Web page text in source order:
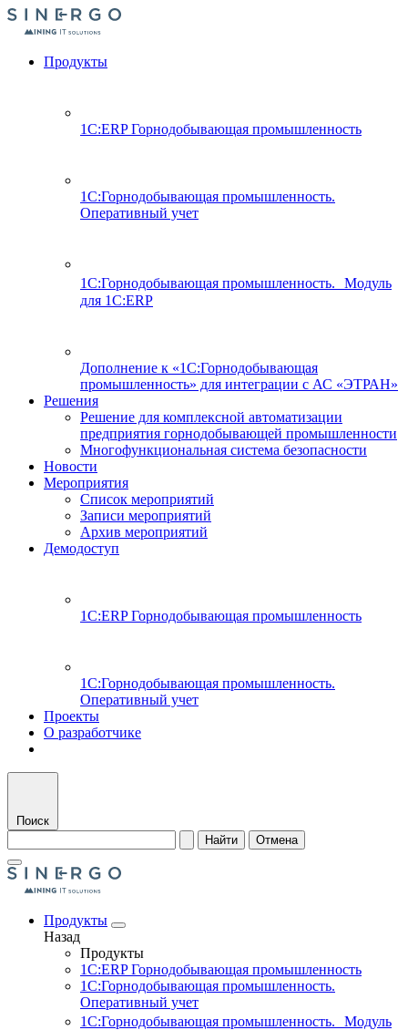
Продукты
1С:ERP Горнодобывающая промышленность
1С:Горнодобывающая промышленность.
Оперативный учет
1С:Горнодобывающая промышленность. Модуль
для 1С:ERP
Дополнение к «1С:Горнодобывающая
промышленность» для интеграции с АС «ЭТРАН»
Решения
Решение для комплексной автоматизации
предприятия горнодобывающей промышленности
Многофункциональная система безопасности
Новости
Мероприятия
Список мероприятий
Записи мероприятий
Архив мероприятий
Демодоступ
1С:ERP Горнодобывающая промышленность
1С:Горнодобывающая промышленность.
Оперативный учет
Проекты
О разработчике
Поиск
Найти
Отмена
Продукты
Назад
Продукты
1С:ERP Горнодобывающая промышленность
1С:Горнодобывающая промышленность.
Оперативный учет
1С:Горнодобывающая промышленность. Модуль